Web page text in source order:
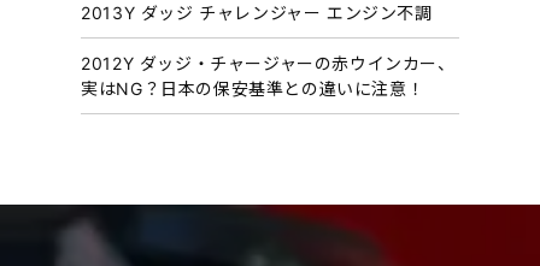
2013Y ダッジ チャレンジャー エンジン不調
2012Y ダッジ・チャージャーの赤ウインカー、
実はNG？日本の保安基準との違いに注意！